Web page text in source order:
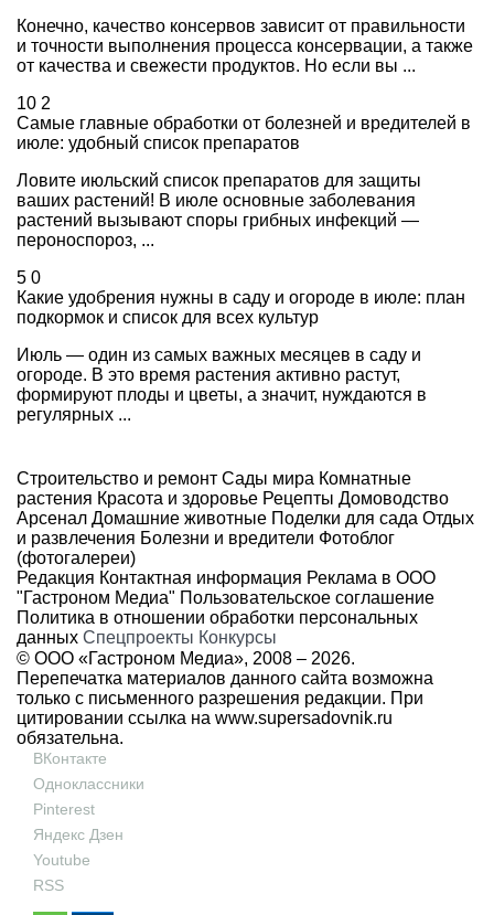
Конечно, качество консервов зависит от правильности
и точности выполнения процесса консервации, а также
от качества и свежести продуктов. Но если вы ...
10 2
Самые главные обработки от болезней и вредителей в
июле: удобный список препаратов
Ловите июльский список препаратов для защиты
ваших растений! В июле основные заболевания
растений вызывают споры грибных инфекций —
пероноспороз, ...
5 0
Какие удобрения нужны в саду и огороде в июле: план
подкормок и список для всех культур
Июль — один из самых важных месяцев в саду и
огороде. В это время растения активно растут,
формируют плоды и цветы, а значит, нуждаются в
регулярных ...
Строительство и ремонт Сады мира Комнатные
растения Красота и здоровье Рецепты Домоводство
Арсенал Домашние животные Поделки для сада Отдых
и развлечения Болезни и вредители Фотоблог
(фотогалереи)
Редакция Контактная информация Реклама в ООО
"Гастроном Медиа" Пользовательское соглашение
Политика в отношении обработки персональных
данных Спецпроекты Конкурсы
© ООО «Гастроном Медиа», 2008 – 2026.
Перепечатка материалов данного сайта возможна
только с письменного разрешения редакции. При
цитировании ссылка на www.supersadovnik.ru
обязательна.
ВКонтакте
Одноклассники
Pinterest
Яндекс Дзен
Youtube
RSS